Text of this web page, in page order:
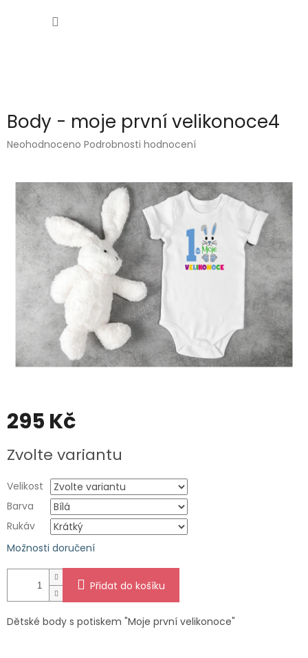
Body - moje první velikonoce4
Průměrné
0,0
hvězdiček.
Neohodnoceno Podrobnosti hodnocení
295 Kč
cena:
Zvolte variantu
Velikost
Barva
Rukáv
Možnosti doručení
Přidat do košíku
Dětské body s potiskem "Moje první velikonoce"